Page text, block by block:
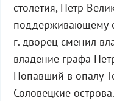
столетия, Петр
поддерживающему
г. дворец сменил
владение графа
Попавший в опалу
Соловецкие